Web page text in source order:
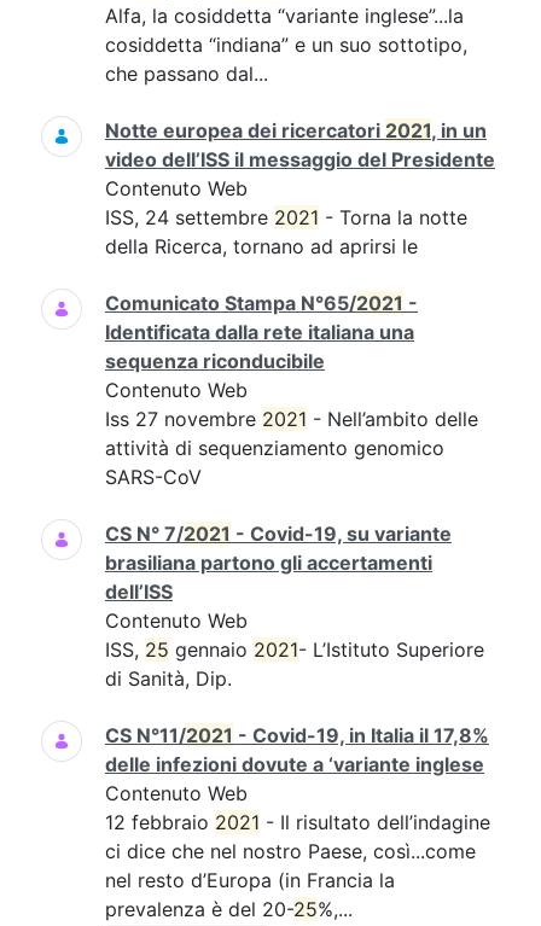
Alfa, la cosiddetta “variante inglese”...la
cosiddetta “indiana” e un suo sottotipo,
che passano dal...
Notte europea dei ricercatori 2021, in un
video dell’ISS il messaggio del Presidente
Contenuto Web
ISS, 24 settembre 2021 - Torna la notte
della Ricerca, tornano ad aprirsi le
Comunicato Stampa N°65/2021 -
Identificata dalla rete italiana una
sequenza riconducibile
Contenuto Web
Iss 27 novembre 2021 - Nell’ambito delle
attività di sequenziamento genomico
SARS-CoV
CS N° 7/2021 - Covid-19, su variante
brasiliana partono gli accertamenti
dell’ISS
Contenuto Web
ISS, 25 gennaio 2021- L’Istituto Superiore
di Sanità, Dip.
CS N°11/2021 - Covid-19, in Italia il 17,8%
delle infezioni dovute a ‘variante inglese
Contenuto Web
12 febbraio 2021 - Il risultato dell’indagine
ci dice che nel nostro Paese, così...come
nel resto d’Europa (in Francia la
prevalenza è del 20-25%,...